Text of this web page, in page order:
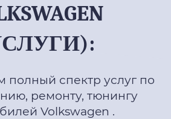
полный спектр услуг по
ремонту, тюнингу
Volkswagen .